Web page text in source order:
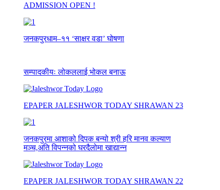
ADMISSION OPEN !
जनकपुरधाम–११ ‘साक्षर वडा’ घोषणा
सम्पादकीयः लोकललाई भोकल बनाऊ
EPAPER JALESHWOR TODAY SHRAWAN 23
जनकपुरमा आशाको दिपक बन्यो श्री हरि मानव कल्याण
मञ्च,अति विपन्नको घरदैलोमा खाद्यान्न
EPAPER JALESHWOR TODAY SHRAWAN 22